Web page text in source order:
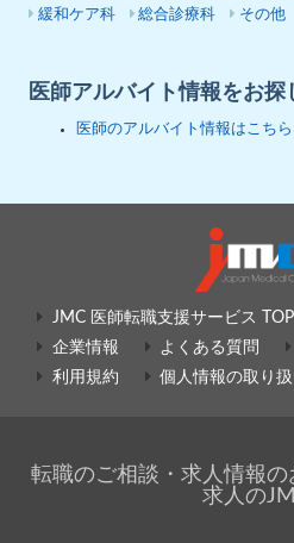
緩和ケア科
総合診療科 その他
医師アルバイト情報をお探
医師のアルバイト情報はこちら
JMC 医師転職支援サービス TOP
企業情報
よくある質問
利用規約
個人情報の取り
転職のご相談・求人情報
求人の